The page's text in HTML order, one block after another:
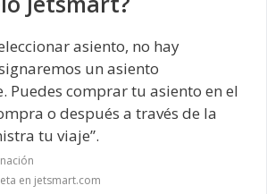
asiento, no hay
un asiento
Puedes comprar tu asiento en el
o después a través de la
tu viaje”.
en jetsmart.com